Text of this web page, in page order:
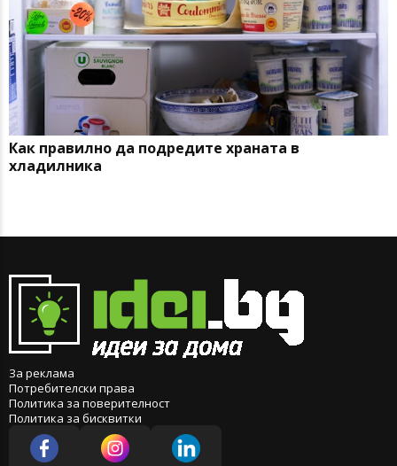
Как правилно да подредите храната в
хладилника
За реклама
Потребителски права
Политика за поверителност
Политика за бисквитки